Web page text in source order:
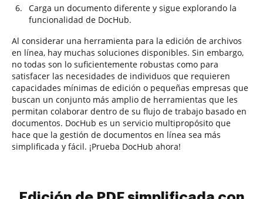
Carga un documento diferente y sigue explorando la
funcionalidad de DocHub.
Al considerar una herramienta para la edición de archivos
en línea, hay muchas soluciones disponibles. Sin embargo,
no todas son lo suficientemente robustas como para
satisfacer las necesidades de individuos que requieren
capacidades mínimas de edición o pequeñas empresas que
buscan un conjunto más amplio de herramientas que les
permitan colaborar dentro de su flujo de trabajo basado en
documentos. DocHub es un servicio multipropósito que
hace que la gestión de documentos en línea sea más
simplificada y fácil. ¡Prueba DocHub ahora!